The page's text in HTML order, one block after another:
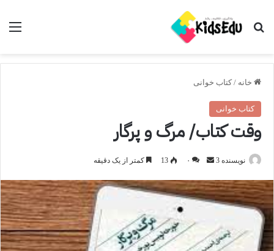
جستجو برای
خانه / کتاب خوانی
کتاب خوانی
وقت کتاب/ مرگ و پرگار
نویسنده 3
ارسال
۰ 13 کمتر از یک دقیقه